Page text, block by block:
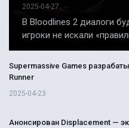
2025-04-27
В Bloodlines 2 диалоги
игроки не искали
Supermassive Games
Runner
2025-04-23
Анонсирован Displacement —